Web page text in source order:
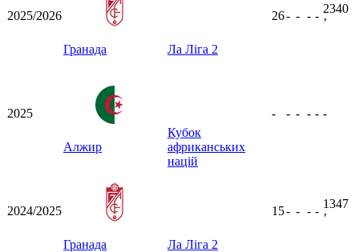
2025/2026
Гранада Ла Ліга 2
26- - - -
2340
ʼ
2025
Алжир
Кубок
африканських
націй
- - - - - -
2024/2025
Гранада Ла Ліга 2
15- - - -
1347
ʼ